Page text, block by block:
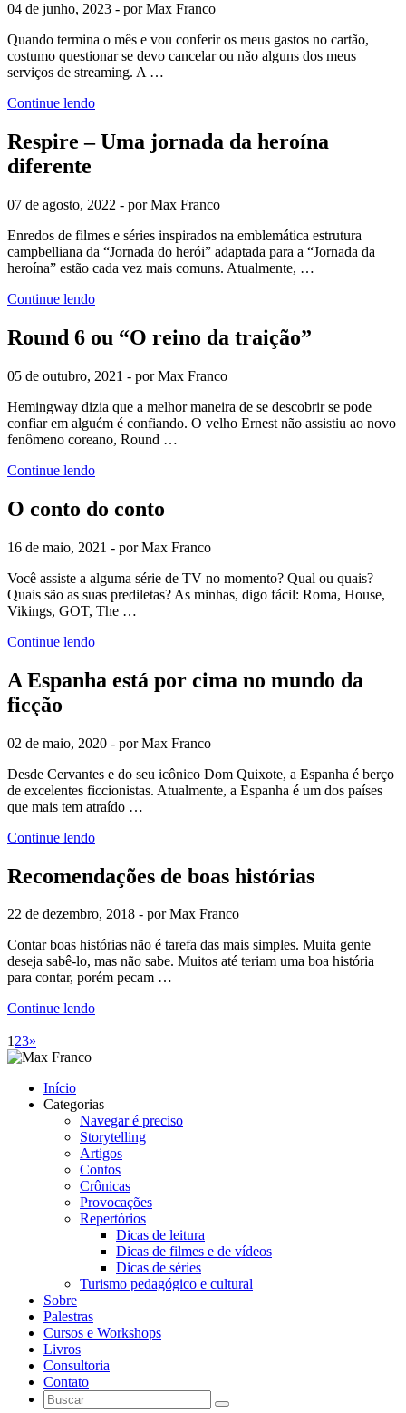
04 de junho, 2023 - por Max Franco
Quando termina o mês e vou conferir os meus gastos no cartão,
costumo questionar se devo cancelar ou não alguns dos meus
serviços de streaming. A …
Continue lendo
Respire – Uma jornada da heroína
diferente
07 de agosto, 2022 - por Max Franco
Enredos de filmes e séries inspirados na emblemática estrutura
campbelliana da “Jornada do herói” adaptada para a “Jornada da
heroína” estão cada vez mais comuns. Atualmente, …
Continue lendo
Round 6 ou “O reino da traição”
05 de outubro, 2021 - por Max Franco
Hemingway dizia que a melhor maneira de se descobrir se pode
confiar em alguém é confiando. O velho Ernest não assistiu ao novo
fenômeno coreano, Round …
Continue lendo
O conto do conto
16 de maio, 2021 - por Max Franco
Você assiste a alguma série de TV no momento? Qual ou quais?
Quais são as suas prediletas? As minhas, digo fácil: Roma, House,
Vikings, GOT, The …
Continue lendo
A Espanha está por cima no mundo da
ficção
02 de maio, 2020 - por Max Franco
Desde Cervantes e do seu icônico Dom Quixote, a Espanha é berço
de excelentes ficcionistas. Atualmente, a Espanha é um dos países
que mais tem atraído …
Continue lendo
Recomendações de boas histórias
22 de dezembro, 2018 - por Max Franco
Contar boas histórias não é tarefa das mais simples. Muita gente
deseja sabê-lo, mas não sabe. Muitos até teriam uma boa história
para contar, porém pecam …
Continue lendo
123»
Início
Categorias
Navegar é preciso
Storytelling
Artigos
Contos
Crônicas
Provocações
Repertórios
Dicas de leitura
Dicas de filmes e de vídeos
Dicas de séries
Turismo pedagógico e cultural
Sobre
Palestras
Cursos e Workshops
Livros
Consultoria
Contato